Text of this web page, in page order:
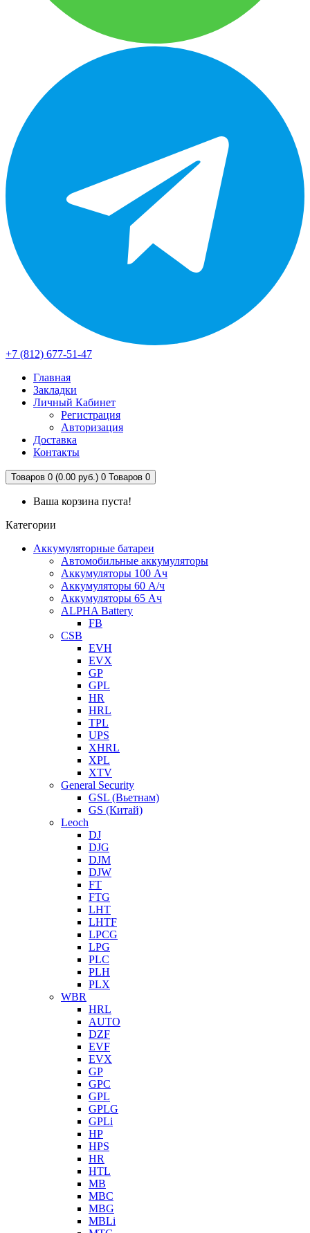
+7 (812) 677-51-47
Главная
Закладки
Личный Кабинет
Регистрация
Авторизация
Доставка
Контакты
Товаров 0 (0.00 руб.) 0 Товаров 0
Ваша корзина пуста!
Категории
Аккумуляторные батареи
Автомобильные аккумуляторы
Аккумуляторы 100 Ач
Аккумуляторы 60 А/ч
Аккумуляторы 65 Ач
ALPHA Battery
FB
CSB
EVH
EVX
GP
GPL
HR
HRL
TPL
UPS
XHRL
XPL
XTV
General Security
GSL (Вьетнам)
GS (Китай)
Leoch
DJ
DJG
DJM
DJW
FT
FTG
LHT
LHTF
LPCG
LPG
PLC
PLH
PLX
WBR
HRL
AUTO
DZF
EVF
EVX
GP
GPC
GPL
GPLG
GPLi
HP
HPS
HR
HTL
MB
MBC
MBG
MBLi